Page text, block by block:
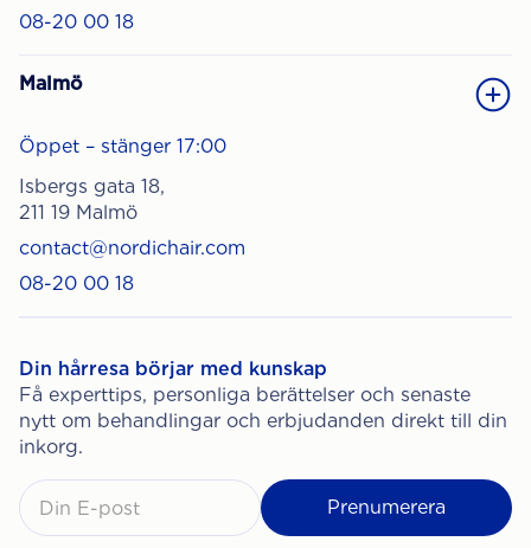
08-20 00 18
Malmö
Öppet – stänger 17:00
Isbergs gata 18,
211 19 Malmö
contact@nordichair.com
08-20 00 18
Din hårresa börjar med kunskap
Få experttips, personliga berättelser och senaste
nytt om behandlingar och erbjudanden direkt till din
inkorg.